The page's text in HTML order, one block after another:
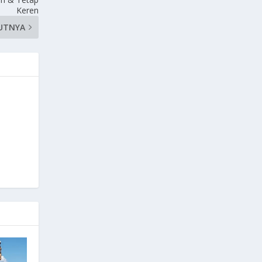
Keren